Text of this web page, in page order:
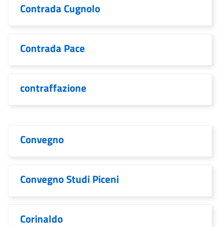
Contrada Cugnolo
Contrada Pace
contraffazione
Convegno
Convegno Studi Piceni
Corinaldo